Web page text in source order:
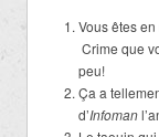
Vous êtes
Crime que
peu!
Ça a
d’Infoman